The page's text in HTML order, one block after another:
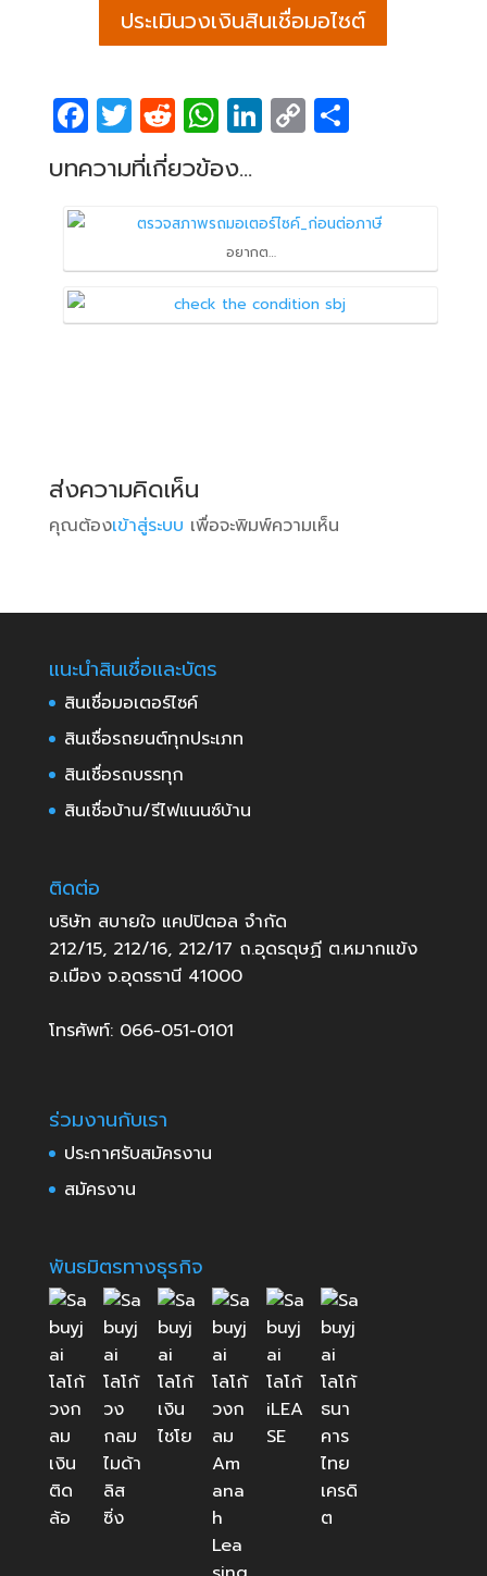
ประเมินวงเงินสินเชื่อมอไซต์
F
a
c
o
o
T
w
itt
er
R
e
d
di
W
h
at
s
A
p
p
Li
n
e
dI
n
C
o
y
n
k
S
h
e
บทความที่เกี่ยวข้อง...
อยากต…
ส่งความคิดเห็น
คุณต้องเข้าสู่ระบบ เพื่อจะพิมพ์ความเห็น
แนะนำสินเชื่อและบัตร
สินเชื่อมอเตอร์ไซค์
สินเชื่อรถยนต์ทุกประเภท
สินเชื่อรถบรรทุก
สินเชื่อบ้าน/รีไฟแนนซ์บ้าน
ติดต่อ
บริษัท สบายใจ แคปปิตอล จำกัด
212/15, 212/16, 212/17 ถ.อุดรดุษฏี ต.หมากแข้ง
อ.เมือง จ.อุดรธานี 41000
โทรศัพท์: 066-051-0101
ร่วมงานกับเรา
ประกาศรับสมัครงาน
สมัครงาน
พันธมิตรทางธุรกิจ